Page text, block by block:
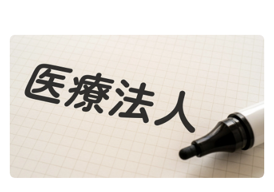
開業スタイル TOP
医療モール開業
物件検索
コンサルタント